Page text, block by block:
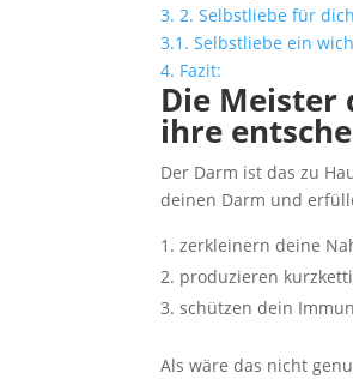
3. 2. Selbstliebe für
3.1. Selbstliebe ein
4. Fazit:
Die Meister
ihre
Der Darm ist das zu
deinen Darm und
zerkleinern deine
produzieren
schützen dein
Als wäre das nicht